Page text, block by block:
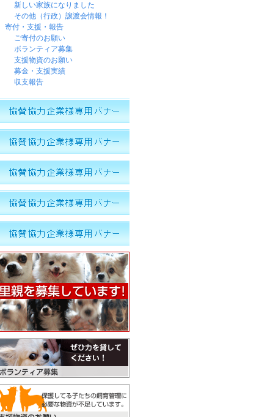
新しい家族になりました
その他（行政）譲渡会情報！
寄付・支援・報告
ご寄付のお願い
ボランティア募集
支援物資のお願い
募金・支援実績
収支報告